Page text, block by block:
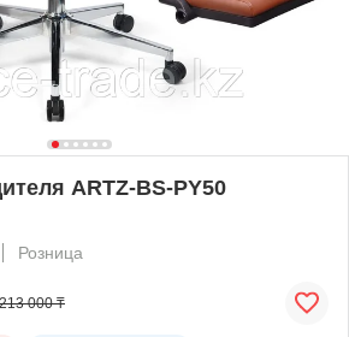
ARTZ-BS-PY50
Розница
213 000 ₸